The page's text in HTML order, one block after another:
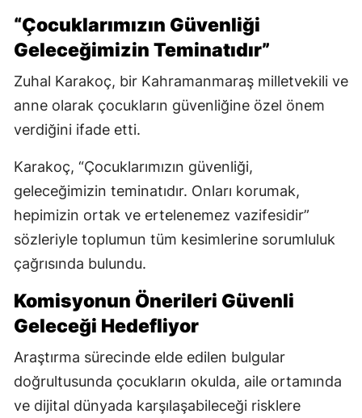
“Çocuklarımızın Güvenliği
Geleceğimizin Teminatıdır”
Zuhal Karakoç, bir Kahramanmaraş milletvekili ve
anne olarak çocukların güvenliğine özel önem
verdiğini ifade etti.
Karakoç, “Çocuklarımızın güvenliği,
geleceğimizin teminatıdır. Onları korumak,
hepimizin ortak ve ertelenemez vazifesidir”
sözleriyle toplumun tüm kesimlerine sorumluluk
çağrısında bulundu.
Komisyonun Önerileri Güvenli
Geleceği Hedefliyor
Araştırma sürecinde elde edilen bulgular
doğrultusunda çocukların okulda, aile ortamında
ve dijital dünyada karşılaşabileceği risklere